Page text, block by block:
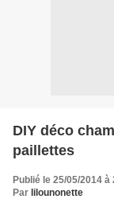
DIY déco
paillettes
Publié le 25/05/2014 à
Par lilounonette